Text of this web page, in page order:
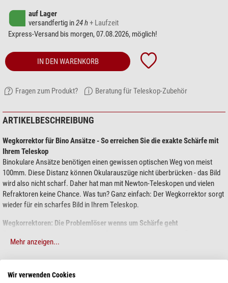
auf Lager
versandfertig in24 h+ Laufzeit
Express-Versand bis morgen, 07.08.2026, möglich!
IN DEN WARENKORB
Fragen zum Produkt? Beratung für Teleskop-Zubehör
ARTIKELBESCHREIBUNG
Wegkorrektor für Bino Ansätze - So erreichen Sie die exakte Schärfe mit
Ihrem Teleskop
Binokulare Ansätze benötigen einen gewissen optischen Weg von meist
100mm. Diese Distanz können Okularauszüge nicht überbrücken - das Bild
wird also nicht scharf. Daher hat man mit Newton-Teleskopen und vielen
Refraktoren keine Chance. Was tun? Ganz einfach: Der Wegkorrektor sorgt
wieder für ein scharfes Bild in Ihrem Teleskop.
Wegkorrektoren: Die Problemlöser wenns um Schärfe geht
ermöglicht so nahezu den vollständigen Ausgleich des Glasweges.
Geradsichtige Binos, wie:
Mehr anzeigen...
TECHNISCHE DATEN
Wir verwenden Cookies